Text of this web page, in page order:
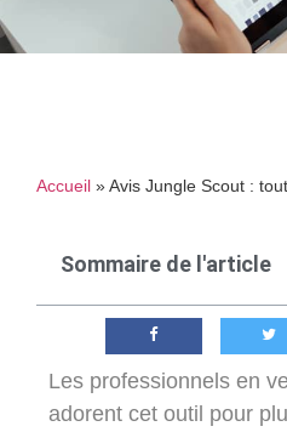
Accueil » Avis Jungle Scout :
Sommaire de l'article
Les professionnels en
adorent cet outil pour